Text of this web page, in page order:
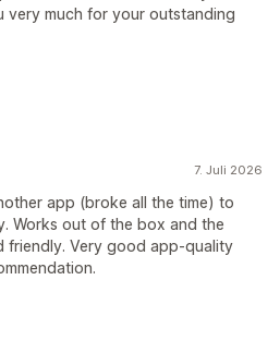
very much for your outstanding
7. Juli 2026
app (broke all the time) to
Works out of the box and the
friendly. Very good app-quality